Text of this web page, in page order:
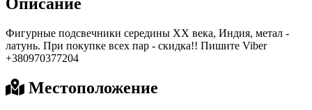
Фигурные подсвечники середины ХХ века, Индия, метал -
латунь. При покупке всех пар - скидка!! Пишите Viber
+380970377204
Местоположение